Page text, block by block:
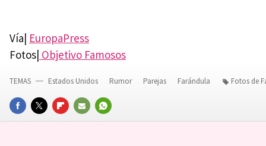
Vía| EuropaPress
Fotos| Objetivo Famosos
FACEBOOKTWITTERFLIPBOARD
E-
WHATSAPP
TEMAS Estados Unidos Rumor Parejas Farándula Fotos de